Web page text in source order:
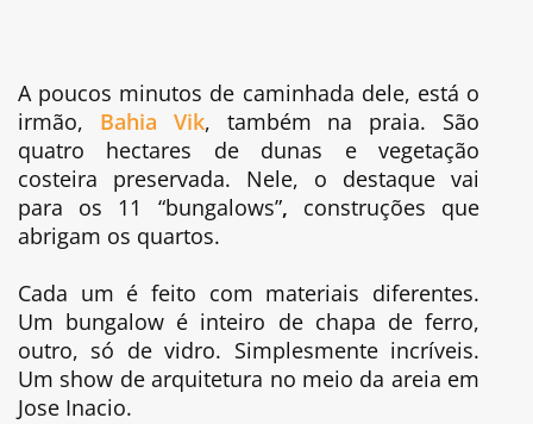
A poucos minutos de caminhada dele, está o
irmão, Bahia Vik, também na praia. São
quatro hectares de dunas e vegetação
costeira preservada. Nele, o destaque vai
para os 11 “bungalows”, construções
que
abrigam os quartos.
Cada um é feito com materiais diferentes.
Um bungalow é inteiro de chapa de ferro,
outro, só de vidro. Simplesmente incríveis.
Um show de arquitetura no meio da areia em
Jose Inacio.